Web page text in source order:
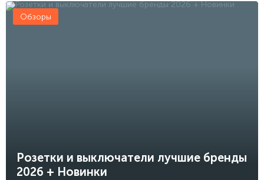
Розетки и выключатели лучшие бренды
2026 + Новинки
Обзоры